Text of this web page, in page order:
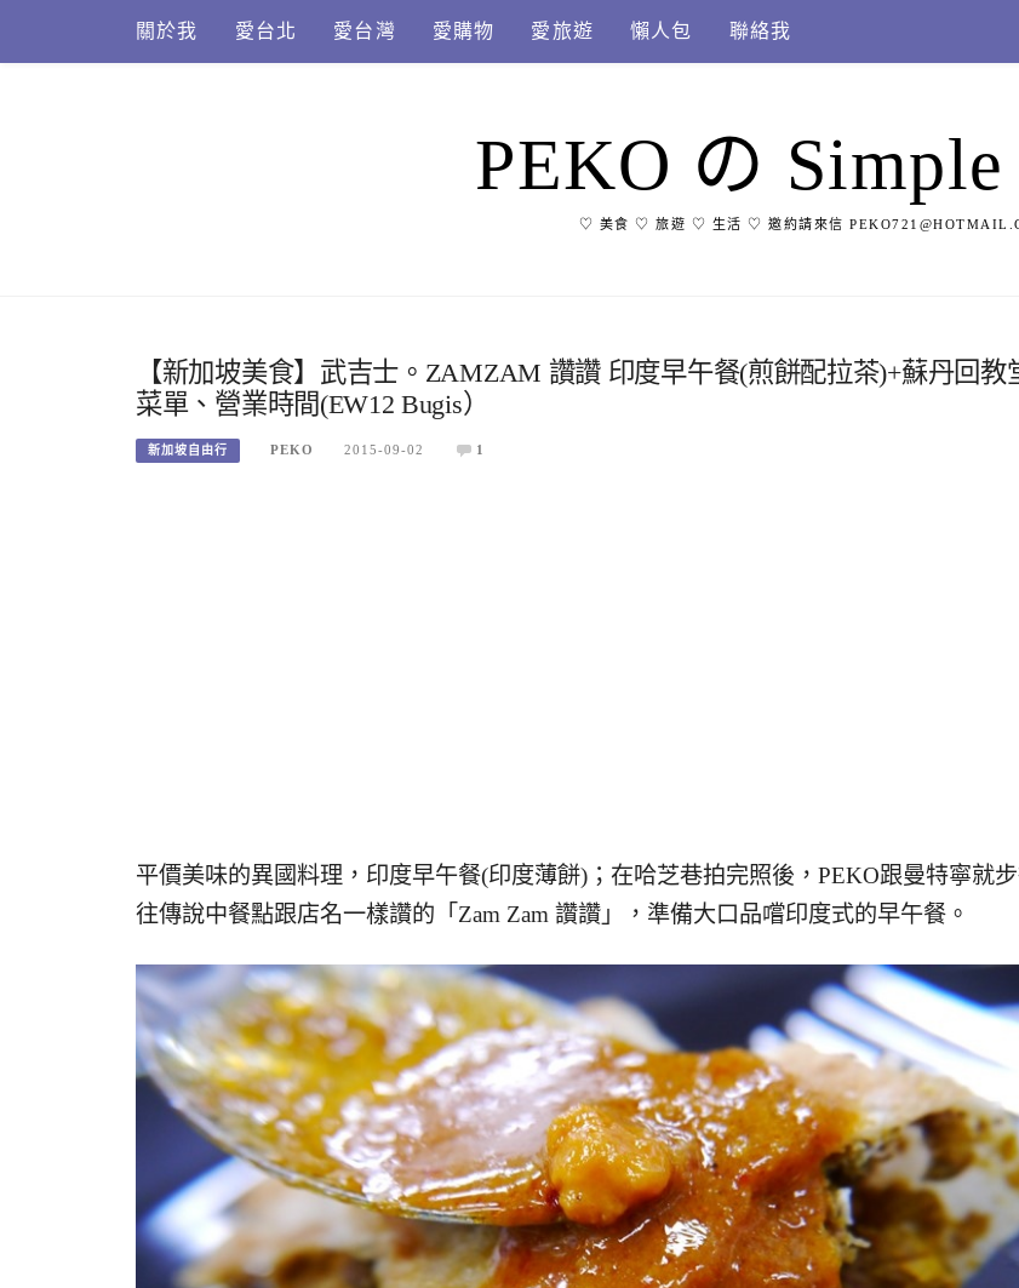
content
關於我 愛台北 愛台灣 愛購物 愛旅遊 懶人包 聯絡我
PEKO の
♡ 美食 ♡ 旅遊 ♡ 生活 ♡ 邀約請來信
【新加坡美食】武吉士。ZAMZAM 讚讚 印度早午餐(煎餅配拉茶)+蘇丹回教
菜單、營業時間(EW12 Bugis）
新加坡自由行 PEKO 2015-09-02 1
平價美味的異國料理，印度早午餐(印度薄餅)；在哈芝巷拍完照後，PEKO跟曼特寧就
往傳說中餐點跟店名一樣讚的「Zam Zam 讚讚」，準備大口品嚐印度式的早午餐。